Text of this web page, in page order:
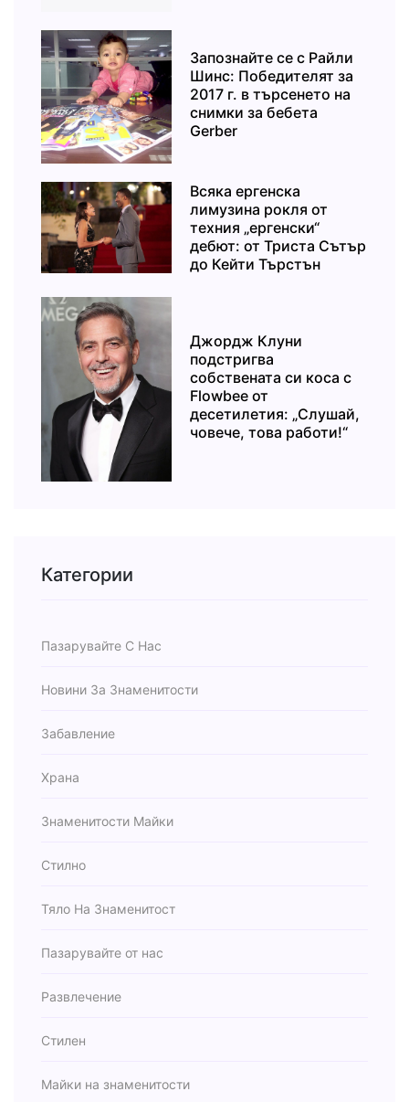
Запознайте се с Райли
Шинс: Победителят за
2017 г. в търсенето на
снимки за бебета
Gerber
Всяка ергенска
лимузина рокля от
техния „ергенски“
дебют: от Триста Сътър
до Кейти Търстън
Джордж Клуни
подстригва
собствената си коса с
Flowbee от
десетилетия: „Слушай,
човече, това работи!“
Категории
Пазарувайте С Нас
Новини За Знаменитости
Забавление
Храна
Знаменитости Майки
Стилно
Тяло На Знаменитост
Пазарувайте от нас
Развлечение
Стилен
Майки на знаменитости